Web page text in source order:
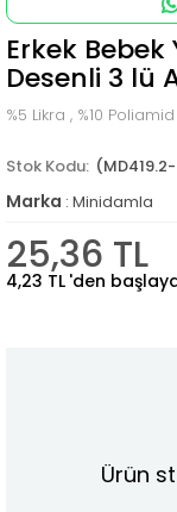
Erkek Bebek
Desenli 3 lü
%5 Likra , %10
Marka : Minidamla
25,36 TL
4,23 TL 'den
Ürün